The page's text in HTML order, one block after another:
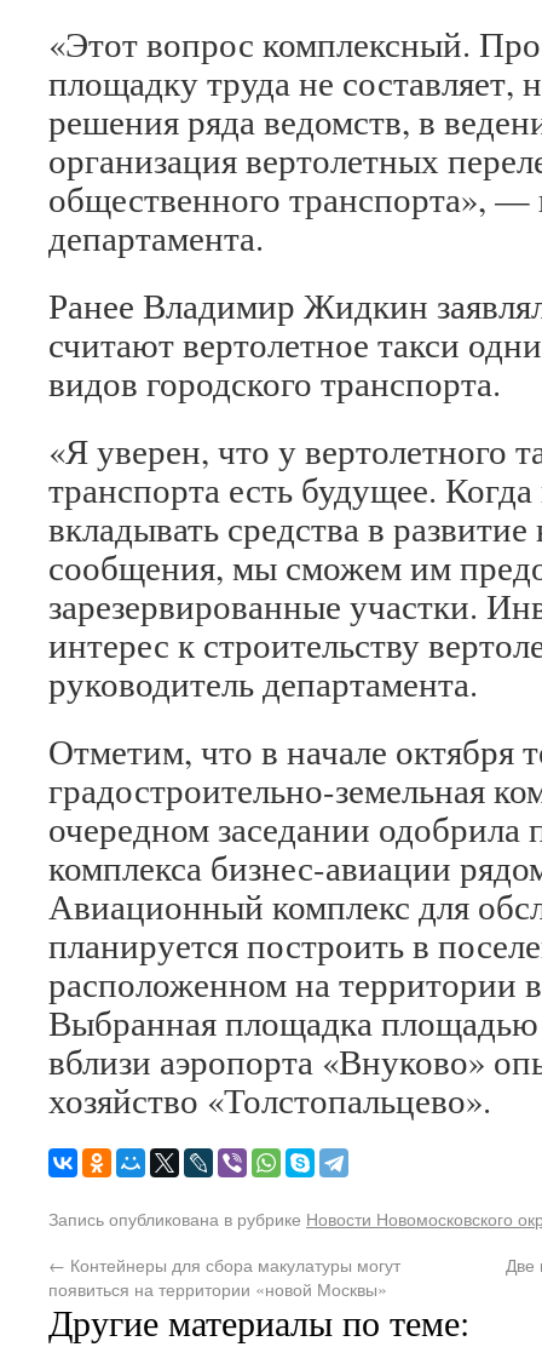
«Этот вопрос комплексный.
площадку труда не
решения ряда ведомств, в
организация вертолетных
общественного транспорта», —
департамента.
Ранее Владимир Жидкин
считают вертолетное такси
видов городского транспорта.
«Я уверен, что у вертолетного
транспорта есть будущее.
вкладывать средства в развитие
сообщения, мы сможем им
зарезервированные участки.
интерес к строительству
руководитель департамента.
Отметим, что в начале октября
градостроительно-земельная
очередном заседании одобрила
комплекса бизнес-авиации
Авиационный комплекс для
планируется построить в
расположенном на территории
Выбранная площадка площадью
вблизи аэропорта «Внуково»
хозяйство «Толстопальцево».
Запись опубликована в рубрике Новости Новомосковского
← Контейнеры для сбора макулатуры могут
появиться на территории «новой Москвы»
Две
Другие материалы по теме: